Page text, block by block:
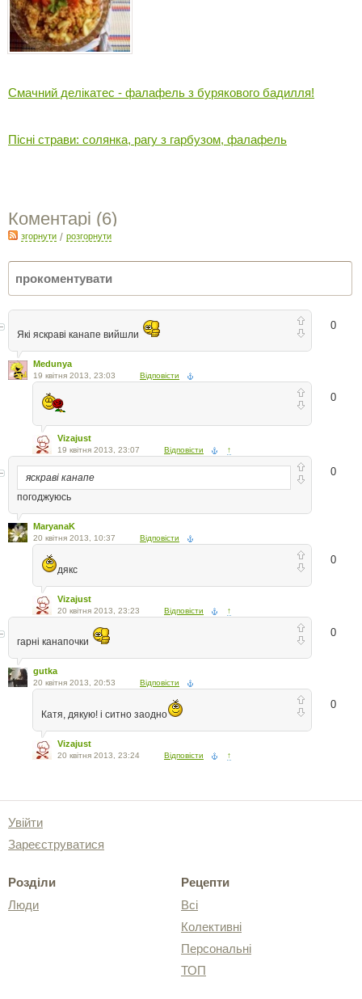
Смачний делікатес - фалафель з бурякового бадилля!
Пісні страви: солянка, рагу з гарбузом, фалафель
Коментарі (6)
згорнути / розгорнути
0
Які яскраві канапе вийшли
Medunya
19 квітня 2013, 23:03 Відповісти
0
Vizajust
19 квітня 2013, 23:07 Відповісти ↑
0
яскраві канапе
погоджуюсь
MaryanaK
20 квітня 2013, 10:37 Відповісти
0
дякс
Vizajust
20 квітня 2013, 23:23 Відповісти ↑
0
гарні канапочки
gutka
20 квітня 2013, 20:53 Відповісти
0
Катя, дякую! і ситно заодно
Vizajust
20 квітня 2013, 23:24 Відповісти ↑
Увійти
Зареєструватися
Розділи
Люди
Рецепти
Всі
Колективні
Персональні
ТОП